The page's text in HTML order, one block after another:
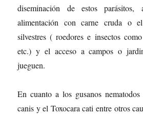
diseminación de estos
alimentación con carne cruda o
silvestres ( roedores e insectos
etc.) y el acceso a campos o
jueguen.
En cuanto a los gusanos nematodos
canis y el Toxocara cati entre otros